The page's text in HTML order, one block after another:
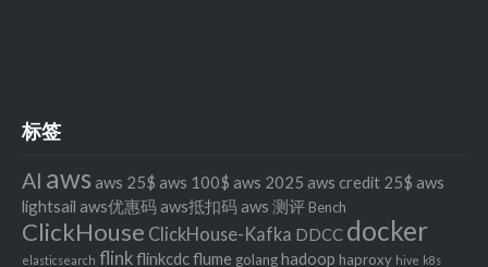
标签
AI aws aws 25$ aws 100$ aws 2025 aws credit 25$ aws
lightsail aws优惠码 aws抵扣码 aws 测评 Bench
ClickHouse ClickHouse-Kafka DDCC docker
elasticsearch flinkflinkcdcflume golanghadoop haproxy hive k8s